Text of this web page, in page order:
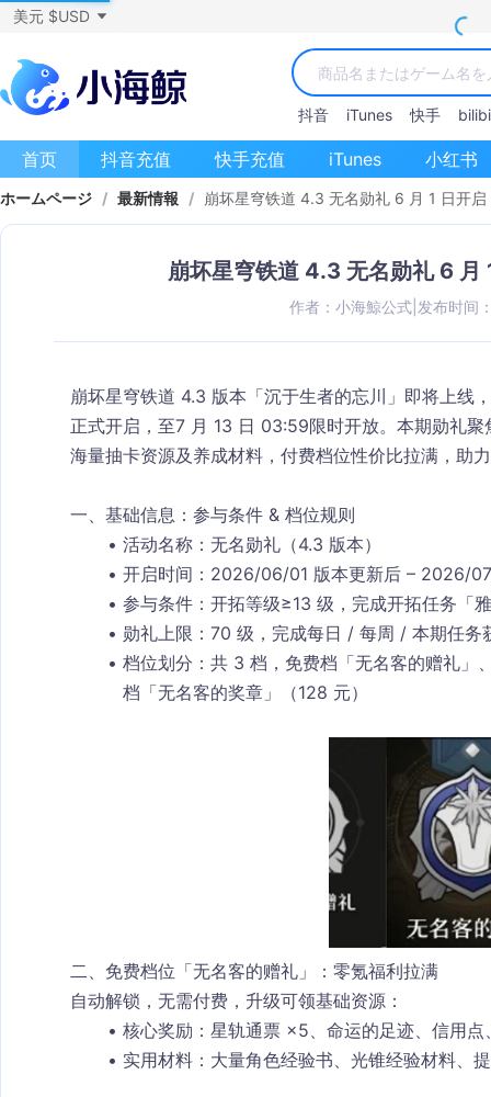
美元 $USD
抖音 iTunes 快手
首页 抖音充值 快手充值 iTunes 小红书
ホームページ / 最新情報 / 崩坏星穹铁道 4.3 无名勋礼 6 月 1 日开
崩坏星穹铁道 4.3 无名勋礼 6 月
作者：小海鯨公式 发布时间
崩坏星穹铁道 4.3 版本「沉于生者的忘川」即将上线，
正式开启，至7 月 13 日 03:59限时开放。本期勋礼
海量抽卡资源及养成材料，付费档位性价比拉满，助
一、基础信息：参与条件 & 档位规则
活动名称：无名勋礼（4.3 版本）
开启时间 ：2026/06/01 版本更新后 – 2026/
参与条件：开拓等级≥13 级，完成开拓任务
勋礼上限 ：70 级，完成每日 / 每周 / 本期任务
档位划分 ：共 3 档，免费档「无名客的赠礼
档「无名客的奖章」（128 元）
二、免费档位「无名客的赠礼」：零氪福利拉满
自动解锁，无需付费，升级可领基础资源：
核心奖励 ：星轨通票 ×5、命运的足迹、信用
实用材料：大量角色经验书、光锥经验材料、